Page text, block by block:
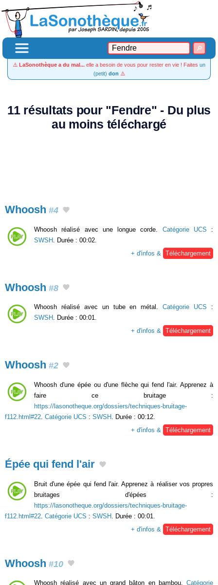
⚠️ LaSonothèque a du mal... elle a besoin de vous pour rester en vie ! Faites un
(petit) don ⚠️
11 résultats pour "Fendre" - Du plus
au moins téléchargé
Whoosh #4
Whoosh réalisé avec une longue corde. Catégorie UCS :
SWSH . Durée : 00:02.
+ d'infos &
Téléchargement
Whoosh #8
Whoosh réalisé avec un tube en métal.Catégorie UCS :
SWSH . Durée : 00:01.
+ d'infos & Téléchargement
Whoosh #2
Whoosh d'une épée ou d'une flèche qui fend l'air. Apprenez à
faire ce bruitage :
https://lasonotheque.org/dossiers/techniques-bruitage-
f112.html#22 Catégorie UCS : SWSH
. Durée : 00:12.
+ d'infos &
Téléchargement
Épée qui fend l'air
Bruit d'une épée qui fend l'air. Apprenez à réaliser vos propres
bruitages d'épées :
https://lasonotheque.org/dossiers/techniques-bruitage-
f112.html#22 Catégorie UCS : SWSH . Durée : 00:01.
+ d'infos &
Téléchargement
Whoosh #10
Whoosh réalisé avec un grand bâton en bambou. Catégorie